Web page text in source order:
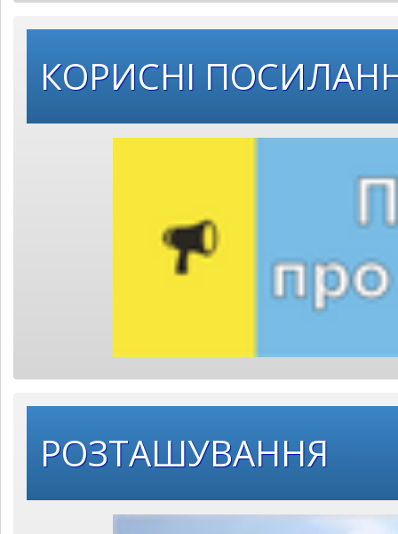
КОРИСНІ
РОЗТАШУВАННЯ